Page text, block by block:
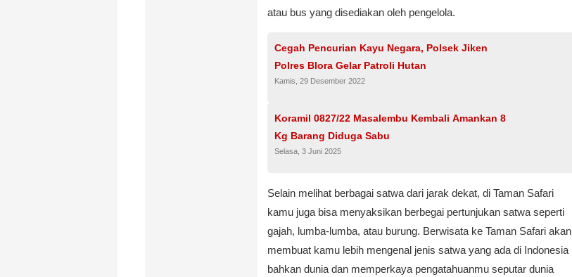
atau bus yang disediakan oleh pengelola.
Cegah Pencurian Kayu Negara, Polsek Jiken
Polres Blora Gelar Patroli Hutan
Kamis, 29 Desember 2022
Koramil 0827/22 Masalembu Kembali Amankan 8
Kg Barang Diduga Sabu
Selasa, 3 Juni 2025
Selain melihat berbagai satwa dari jarak dekat, di Taman Safari
kamu juga bisa menyaksikan berbegai pertunjukan satwa seperti
gajah, lumba-lumba, atau burung. Berwisata ke Taman Safari akan
membuat kamu lebih mengenal jenis satwa yang ada di Indonesia
bahkan dunia dan memperkaya pengatahuanmu seputar dunia